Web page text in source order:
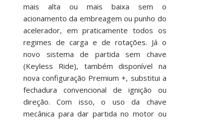
mais alta ou mais baixa sem o
acionamento da embreagem ou punho do
acelerador, em praticamente todos os
regimes de carga e de rotações. Já o
novo sistema de partida sem chave
(Keyless Ride), também disponível na
nova configuração Premium +, substitui a
fechadura convencional de ignição ou
direção. Com isso, o uso da chave
mecânica para dar partida no motor ou